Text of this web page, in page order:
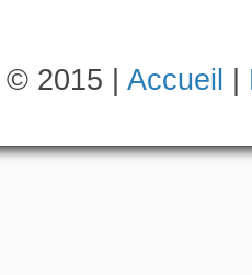
2015 | Accueil